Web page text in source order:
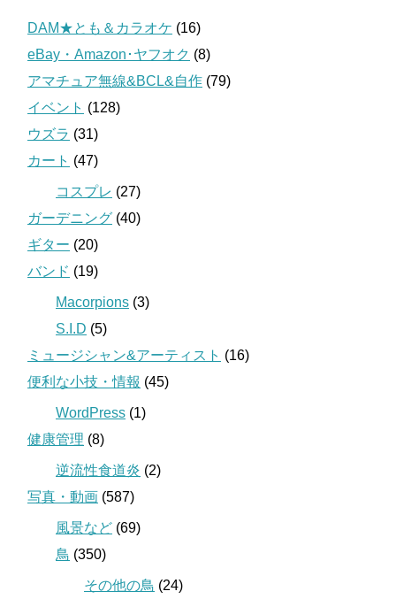
DAM★とも＆カラオケ (16)
eBay・Amazon･ヤフオク (8)
アマチュア無線&BCL&自作 (79)
イベント (128)
ウズラ (31)
カート (47)
コスプレ (27)
ガーデニング (40)
ギター (20)
バンド (19)
Macorpions (3)
S.I.D (5)
ミュージシャン&アーティスト (16)
便利な小技・情報 (45)
WordPress (1)
健康管理 (8)
逆流性食道炎 (2)
写真・動画 (587)
風景など (69)
鳥 (350)
その他の鳥 (24)